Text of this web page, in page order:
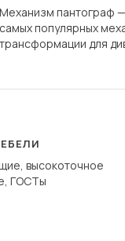
Механизм пантограф
самых популярных
трансформации для
сиденье не
дугообразной
высокоточное
ГОСТы